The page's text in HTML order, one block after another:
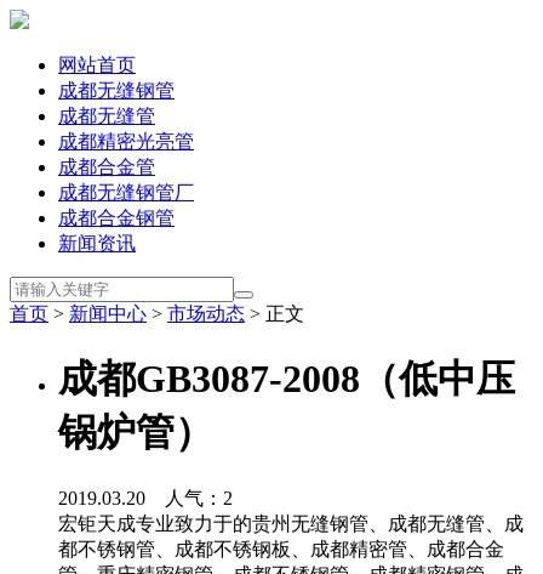
网站首页
成都无缝钢管
成都无缝管
成都精密光亮管
成都合金管
成都无缝钢管厂
成都合金钢管
新闻资讯
首页 > 新闻中心 > 市场动态 > 正文
成都GB3087-2008（低中压
锅炉管）
2019.03.20 人气： 2
宏钜天成专业致力于的贵州无缝钢管、成都无缝管、成
都不锈钢管、成都不锈钢板、成都精密管、成都合金